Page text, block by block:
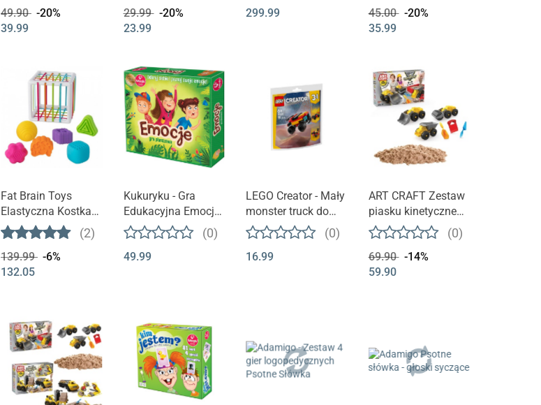
49.90 -20%
39.99
29.99
-20%
23.99
299.99 45.00
-20%
35.99
Fat Brain Toys
Elastyczna Kostka
sorter InnyBin
(2)
139.99 -6%
132.05
Kukuryku - Gra
Edukacyjna Emocje
| wiek 7+
(0)
49.99
LEGO Creator - Mały
monster truck do
przebudowania 3w1
(0)
16.99
ART CRAFT Zestaw
piasku kinetycznego
z pojazdami
budowy piasek
(0)
69.90
-14%
59.90